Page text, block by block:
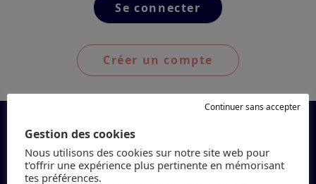
Créer un compte
Gestion des cookies
Nous utilisons des cookies sur notre site web pour
t'offrir une expérience plus pertinente en mémorisant
tes préférences.
Continuer sans accepter